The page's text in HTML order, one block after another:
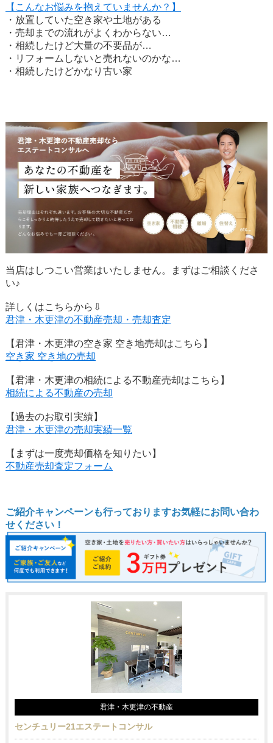
【こんなお悩みを抱えていませんか？】
・放置していた空き家や土地がある
・売却までの流れがよくわからない…
・相続したけど大量の不要品が…
・リフォームしないと売れないのかな…
・相続したけどかなり古い家
当店はしつこい営業はいたしません。まずはご相談くださ
い♪
詳しくはこちらから⇩
君津・木更津の不動産売却・売却査定
【君津・木更津の空き家 空き地売却はこちら】
空き家 空き地の売却
【君津・木更津の相続による不動産売却はこちら】
相続による不動産の売却
【過去のお取引実績】
君津・木更津の売却実績一覧
【まずは一度売却価格を知りたい】
不動産売却査定フォーム
ご紹介キャンペーンも行っておりますお気軽にお問い合わ
せください！
君津・木更津の不動産
センチュリー21エステートコンサル